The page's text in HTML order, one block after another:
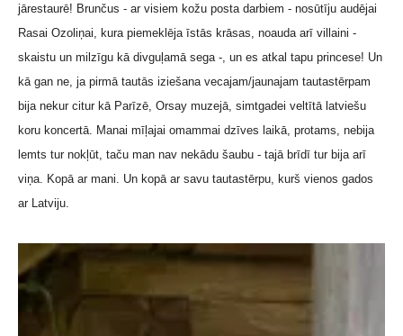
jārestaurē! Brunčus - ar visiem kožu posta darbiem - nosūtīju audējai
Rasai Ozoliņai, kura piemeklēja īstās krāsas, noauda arī villaini -
skaistu un milzīgu kā divguļamā sega -, un es atkal tapu princese! Un
kā gan ne, ja pirmā tautās iziešana vecajam/jaunajam tautastērpam
bija nekur citur kā Parīzē, Orsay muzejā, simtgadei veltītā latviešu
koru koncertā. Manai mīļajai omammai dzīves laikā, protams, nebija
lemts tur nokļūt, taču man nav nekādu šaubu - tajā brīdī tur bija arī
viņa. Kopā ar mani. Un kopā ar savu tautastērpu, kurš vienos gados
ar Latviju.